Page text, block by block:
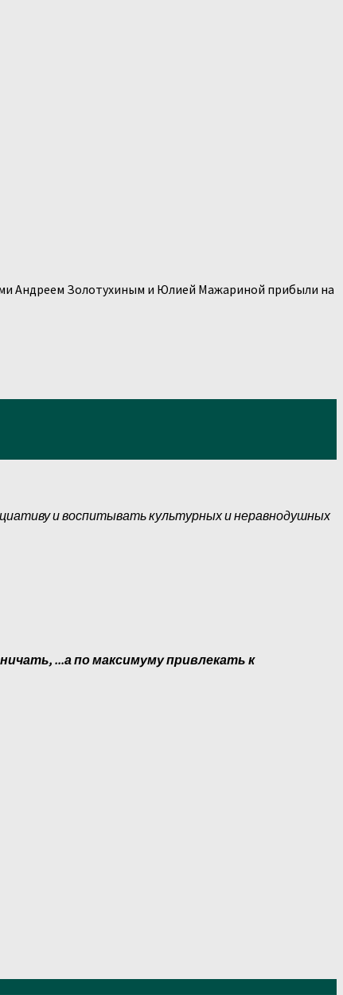
Андреем Золотухиным и Юлией Мажариной прибыли на
и воспитывать культурных и неравнодушных
...а по максимуму привлекать к